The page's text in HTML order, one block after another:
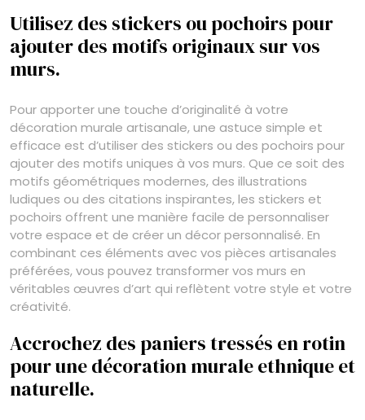
Utilisez des stickers ou pochoirs pour
ajouter des motifs originaux sur vos
murs.
Pour apporter une touche d’originalité à votre
décoration murale artisanale, une astuce simple et
efficace est d’utiliser des stickers ou des pochoirs pour
ajouter des motifs uniques à vos murs. Que ce soit des
motifs géométriques modernes, des illustrations
ludiques ou des citations inspirantes, les stickers et
pochoirs offrent une manière facile de personnaliser
votre espace et de créer un décor personnalisé. En
combinant ces éléments avec vos pièces artisanales
préférées, vous pouvez transformer vos murs en
véritables œuvres d’art qui reflètent votre style et votre
créativité.
Accrochez des paniers tressés en rotin
pour une décoration murale ethnique et
naturelle.